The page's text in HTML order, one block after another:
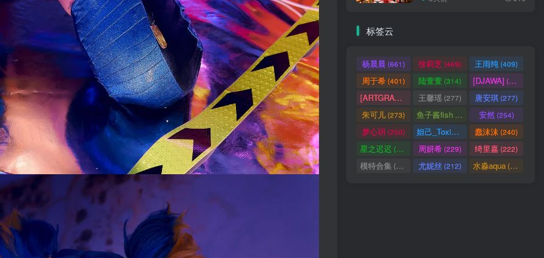
标签云
杨晨晨 (661) 徐莉芝(469) 王雨纯(409)
周于希(401) 陆萱萱(314) [DJAWA] (290)
[ARTGRAVIA] (290)
王馨瑶 (277) 唐安琪(277)
朱可儿(273) 鱼子酱fish 安然(254)
梦心玥 (250) 妲己_Toxic(247)蠢沫沫(240)
星之迟迟 (238) 周妍希(229) 绮里嘉(222)
模特合集 (218) 尤妮丝 (212) 水淼aqua(172)